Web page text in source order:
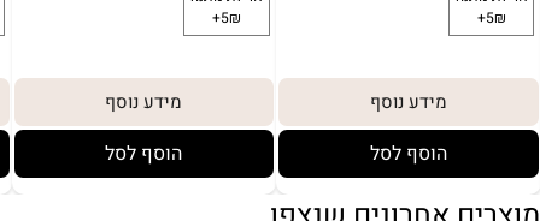
מידע נוסף
הוסף לסל
מידע נוסף
הוסף לסל